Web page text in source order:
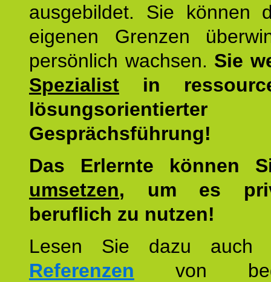
ausgebildet. Sie können
eigenen Grenzen
persönlich wachsen. Sie
Spezialist in
lösungsorientierter
Gesprächsführung!
Das Erlernte können
umsetzen, um es
beruflich zu nutzen!
Lesen Sie dazu
Referenzen von